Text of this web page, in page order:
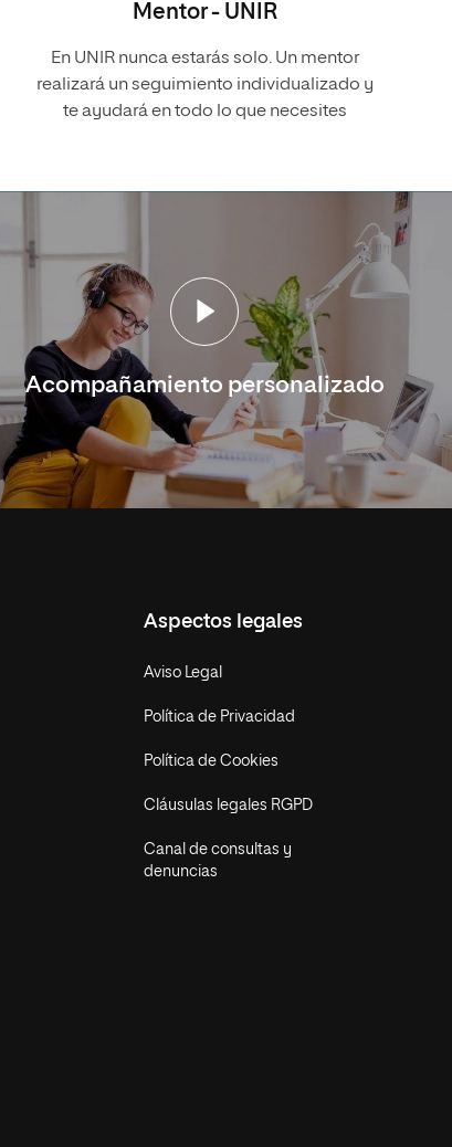
Mentor - UNIR
En UNIR nunca estarás solo. Un mentor
realizará un seguimiento individualizado y
te ayudará en todo lo que necesites
Acompañamiento personalizado
Aspectos legales
Aviso Legal
Política de Privacidad
Política de Cookies
Cláusulas legales RGPD
Canal de consultas y
denuncias